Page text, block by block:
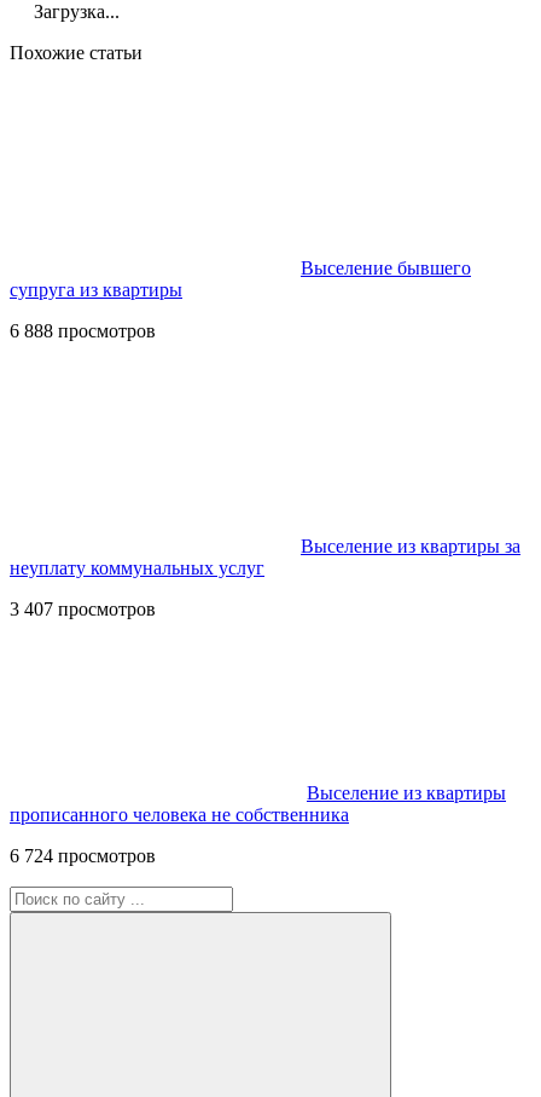
Загрузка...
Похожие статьи
Выселение бывшего
супруга из квартиры
6 888 просмотров
Выселение из квартиры за
неуплату коммунальных услуг
3 407 просмотров
Выселение из квартиры
прописанного человека не собственника
6 724 просмотров